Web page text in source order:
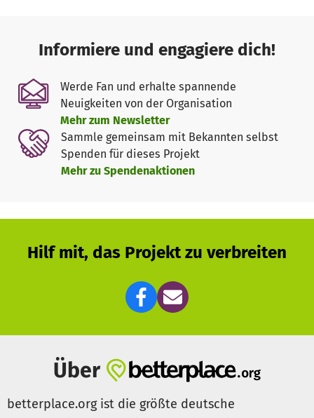
Geld vorhanden. Heute möchten wir Euch alle bitten, für
dieses gute Spielraummobiliar u.a. der Firma Communtity
Playthings, Wehrfritz, Jubee und Dusyma zu spenden.
Die Summe von 6785,60€ setzt sich aus vielen kleinen
Bausteinen zusammen. Schaut selbst einmal, ob Ihr eine
Möglichkeit findet, uns dabei unter die Arme zu greifen.
Wir würden uns so freuen!!!!!!
Im Anhang findet Ihr die Dinge, die wir ausgesucht haben.
Herzlichen Dank im Vorfeld für all Eure Bemühungen!
(Ihr würdet uns so glücklich machen!)
Eure kleinen und großen Kinder, Angestellte und Mütter
und Väter des Kinderladens e.V.
Informiere und engagiere dich!
Werde Fan und erhalte spannende
Neuigkeiten von der Organisation
Mehr zum Newsletter
Sammle gemeinsam mit Bekannten selbst
Spenden für dieses Projekt
Mehr zu Spendenaktionen
Hilf mit, das Projekt zu verbreiten
Über
betterplace.org ist die größte deutsche